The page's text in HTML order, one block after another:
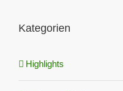
Kategorien
Highlights